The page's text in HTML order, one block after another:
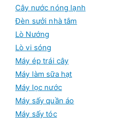
Cây nước nóng lạnh
Đèn sưởi nhà tắm
Lò Nướng
Lò vi sóng
Máy ép trái cây
Máy làm sữa hạt
Máy lọc nước
Máy sấy quần áo
Máy sấy tóc